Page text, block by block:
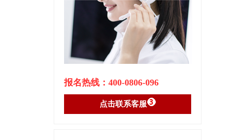
报名热线：400-0806-096
点击联系客服